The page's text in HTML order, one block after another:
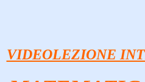
VIDEOLEZIONE